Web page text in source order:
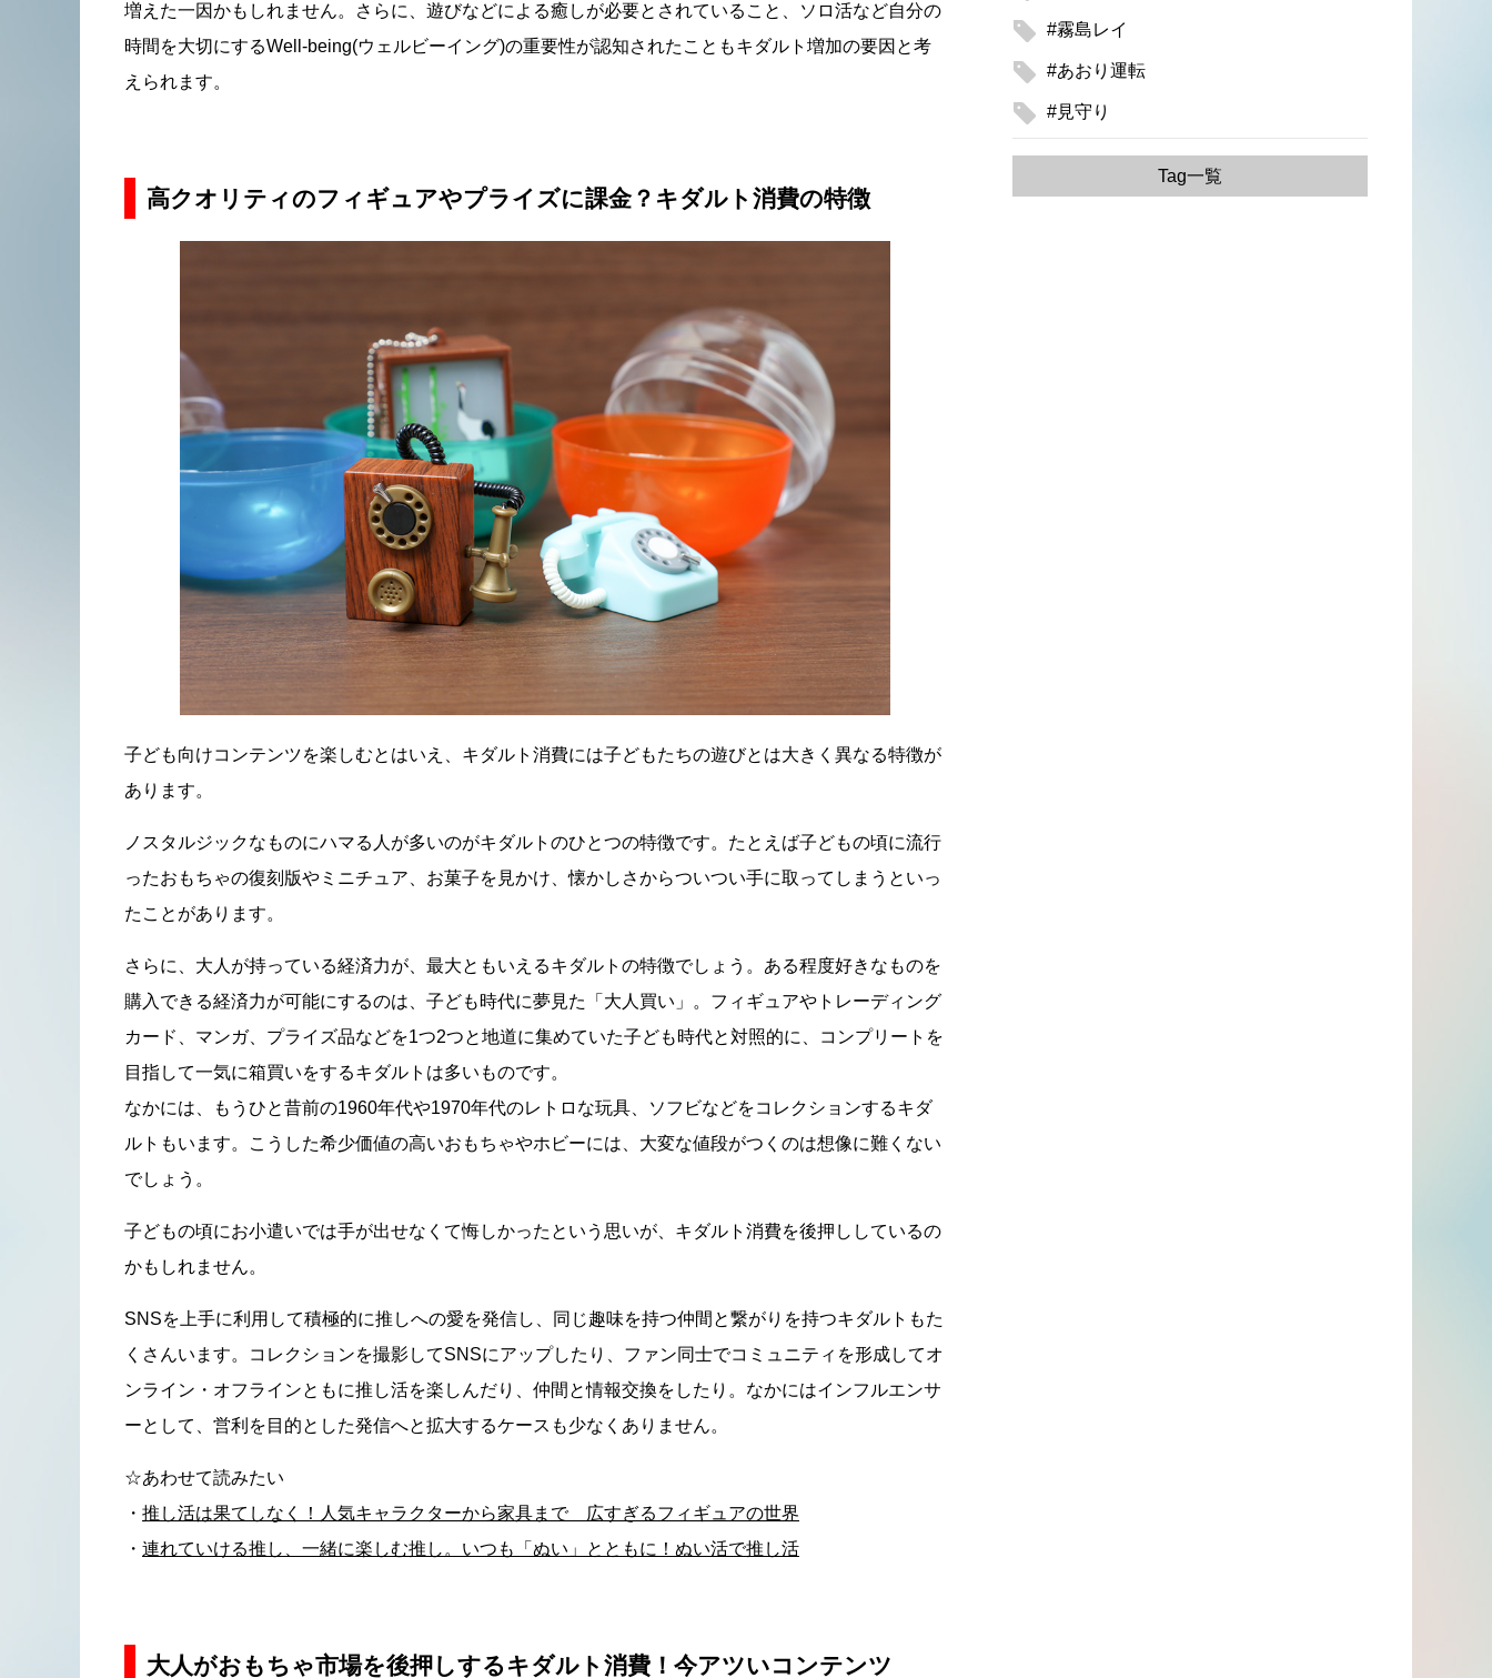
増えた一因かもしれません。さらに、遊びなどによる癒しが必要とされていること、ソロ活など自分の
時間を大切にするWell-being(ウェルビーイング)の重要性が認知されたこともキダルト増加の要因と考
えられます。
高クオリティのフィギュアやプライズに課金？キダルト消費の特徴
子ども向けコンテンツを楽しむとはいえ、キダルト消費には子どもたちの遊びとは大きく異なる特徴が
あります。
ノスタルジックなものにハマる人が多いのがキダルトのひとつの特徴です。たとえば子どもの頃に流行
ったおもちゃの復刻版やミニチュア、お菓子を見かけ、懐かしさからついつい手に取ってしまうといっ
たことがあります。
さらに、大人が持っている経済力が、最大ともいえるキダルトの特徴でしょう。ある程度好きなものを
購入できる経済力が可能にするのは、子ども時代に夢見た「大人買い」。フィギュアやトレーディング
カード、マンガ、プライズ品などを1つ2つと地道に集めていた子ども時代と対照的に、コンプリートを
目指して一気に箱買いをするキダルトは多いものです。
なかには、もうひと昔前の1960年代や1970年代のレトロな玩具、ソフビなどをコレクションするキダ
ルトもいます。こうした希少価値の高いおもちゃやホビーには、大変な値段がつくのは想像に難くない
でしょう。
子どもの頃にお小遣いでは手が出せなくて悔しかったという思いが、キダルト消費を後押ししているの
かもしれません。
SNSを上手に利用して積極的に推しへの愛を発信し、同じ趣味を持つ仲間と繋がりを持つキダルトもた
くさんいます。コレクションを撮影してSNSにアップしたり、ファン同士でコミュニティを形成してオ
ンライン・オフラインともに推し活を楽しんだり、仲間と情報交換をしたり。なかにはインフルエンサ
ーとして、営利を目的とした発信へと拡大するケースも少なくありません。
☆あわせて読みたい
・ 推し活は果てしなく！人気キャラクターから家具まで 広すぎるフィギュアの世界
・ 連れていける推し、一緒に楽しむ推し。いつも「ぬい」とともに！ぬい活で推し活
大人がおもちゃ市場を後押しするキダルト消費！今アツいコンテンツ
#霧島レイ
#あおり運転
#見守り
Tag一覧